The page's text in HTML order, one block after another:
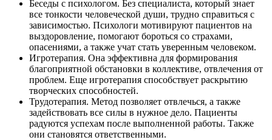
Беседы с психологом. Без специалиста, который знает
все тонкости человеческой души, трудно справиться с
зависимостью. Психологи мотивируют пациентов на
выздоровление, помогают бороться со страхами,
опасениями, а также учат стать уверенным человеком.
Игротерапия. Она эффективна для формирования
благоприятной обстановки в коллективе, отвлечения от
проблем. Еще игротерапия способствует раскрытию
творческих способностей.
Трудотерапия. Метод позволяет отвлечься, а также
задействовать все силы в нужное дело. Пациенты
радуются успехам после выполненной работы. Также
они становятся ответственными.